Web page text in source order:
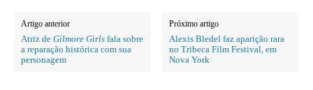
Artigo anterior
Atriz de Gilmore Girls fala sobre
a reparação histórica com sua
personagem
Próximo artigo
Alexis Bledel faz aparição rara
no Tribeca Film Festival, em
Nova York